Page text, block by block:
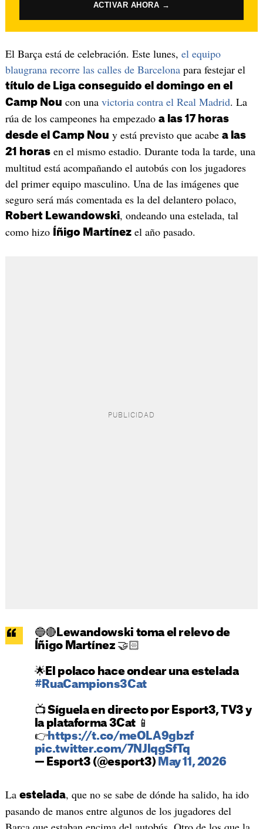
ACTIVAR AHORA →
El Barça está de celebración. Este lunes, el equipo
blaugrana recorre las calles de Barcelonapara festejar el
título de Liga conseguido el domingo en el
Camp Nou con una victoria contra el Real Madrid. La
rúa de los campeones ha empezado a las 17 horas
desde el Camp Nou y está previsto que acabe a las
21 horasen el mismo estadio. Durante toda la tarde, una
multitud está acompañando el autobús con los jugadores
del primer equipo masculino. Una de las imágenes que
seguro será más comentada es la del delantero polaco,
Robert Lewandowski, ondeando una estelada, tal
como hizo
Íñigo Martínezel año pasado.
🔵🔴Lewandowski toma el relevo de
Íñigo Martínez 🤝🏻
🌟El polaco hace ondear una estelada
#RuaCampions3Cat
📺 Síguela en directo por Esport3, TV3 y
la plataforma 3Cat 📱
👉https://t.co/meOLA9gbzf
pic.twitter.com/7NJlqgSfTq
— Esport3 (@esport3) May 11, 2026
La estelada, que no se sabe de dónde ha salido, ha ido
pasando de manos entre algunos de los jugadores del